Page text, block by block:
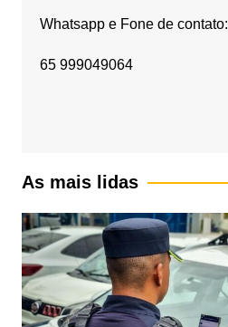
Whatsapp e Fone de contato:
65 999049064
As mais lidas